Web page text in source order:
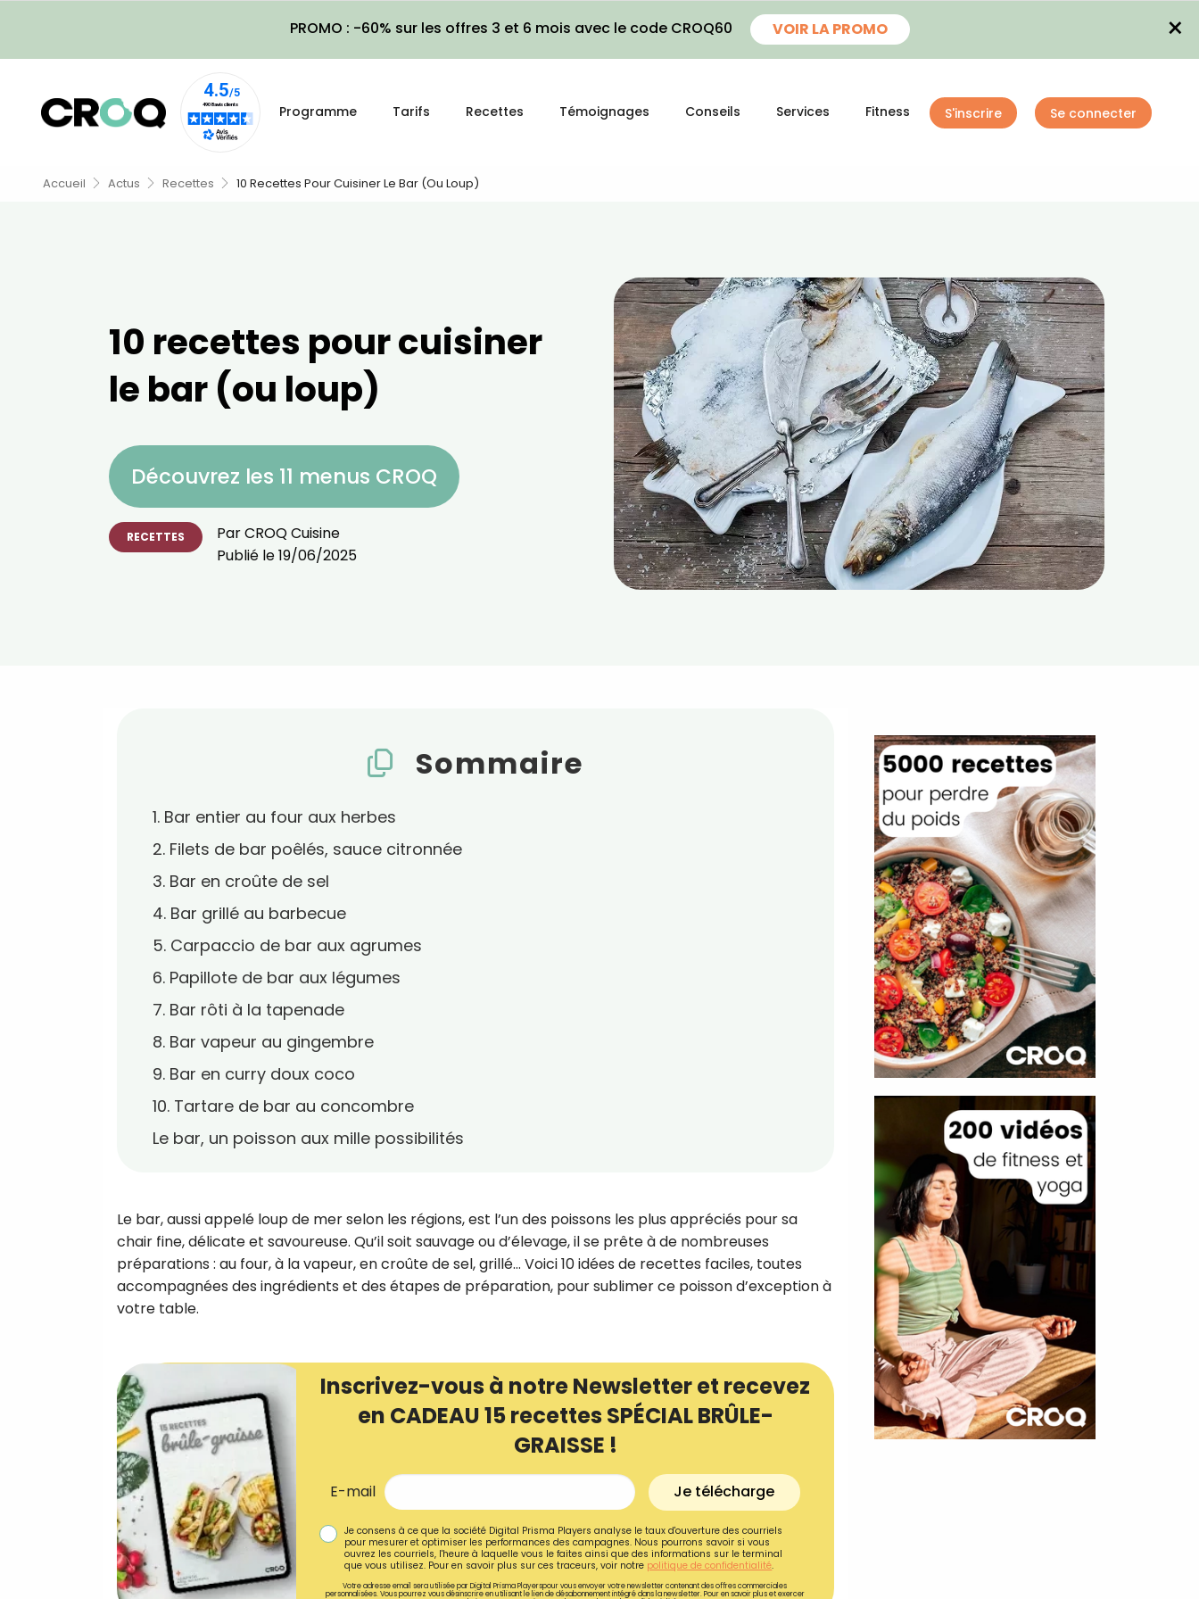
PROMO : -60% sur les offres 3 et 6 mois avec le code CROQ60 VOIR LA PROMO ×
Programme Tarifs Recettes Témoignages Conseils Services Fitness S'inscrire Se connecter
Accueil Actus Recettes 10 Recettes Pour Cuisiner Le Bar (ou Loup)
10 recettes pour cuisiner
le bar (ou loup)
Découvrez les 11 menus CROQ
RECETTES ParCROQ Cuisine
Publié le19/06/2025
Sommaire
1. Bar entier au four aux herbes
2. Filets de bar poêlés, sauce citronnée
3. Bar en croûte de sel
4. Bar grillé au barbecue
5. Carpaccio de bar aux agrumes
6. Papillote de bar aux légumes
7. Bar rôti à la tapenade
8. Bar vapeur au gingembre
9. Bar en curry doux coco
10. Tartare de bar au concombre
Le bar, un poisson aux mille possibilités
Le bar, aussi appelé loup de mer selon les régions, est l’un des poissons les plus appréciés pour sa
chair fine, délicate et savoureuse. Qu’il soit sauvage ou d’élevage, il se prête à de nombreuses
préparations : au four, à la vapeur, en croûte de sel, grillé… Voici 10 idées de recettes faciles, toutes
accompagnées des ingrédients et des étapes de préparation, pour sublimer ce poisson d’exception à
votre table.
Inscrivez-vous à notre Newsletter et recevez
en CADEAU 15 recettes SPÉCIAL BRÛLE-
GRAISSE !
E-mail Je télécharge
Je consens à ce que la société Digital Prisma Players analyse le taux d'ouverture des courriels
pour mesurer et optimiser les performances des campagnes. Nous pourrons savoir si vous
ouvrez les courriels, l'heure à laquelle vous le faites ainsi que des informations sur le terminal
que vous utilisez. Pour en savoir plus sur ces traceurs, voir notre politique de confidentialité.
Votre adresse email sera utilisée par Digital Prisma Playerspour vous envoyer votre newsletter contenant des offres commerciales
personnalisées. Vous pourrez vous désinscrire en utilisant le lien de désabonnement intégré dans la newsletter. Pour en savoir plus et exercer
Recevez gratuitement 180
recettes inédites de CROQ
!
Ainsi que la newsletter promotionnelle de